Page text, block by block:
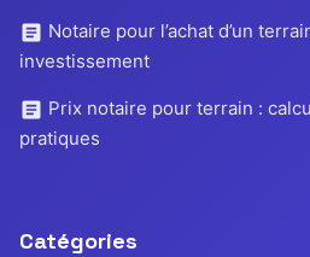
Notaire pour l’achat d’un
investissement
Prix notaire pour terrain :
pratiques
Catégories